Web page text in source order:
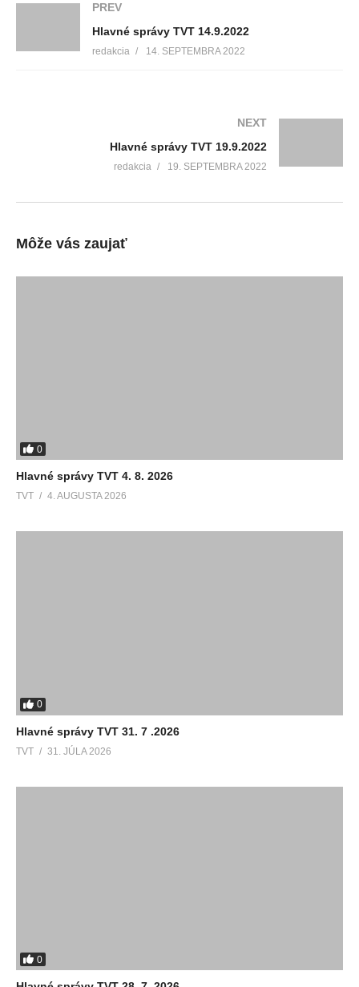
PREV
Hlavné správy TVT 14.9.2022
redakcia 14. SEPTEMBRA 2022
NEXT
Hlavné správy TVT 19.9.2022
redakcia 19. SEPTEMBRA 2022
Môže vás zaujať
0
Hlavné správy TVT 4. 8. 2026
TVT 4. AUGUSTA 2026
0
Hlavné správy TVT 31. 7 .2026
TVT 31. JÚLA 2026
0